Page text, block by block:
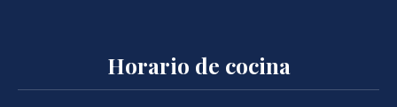
Horario de cocina